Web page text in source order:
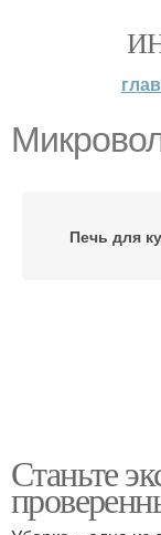
Печь для
Станьте